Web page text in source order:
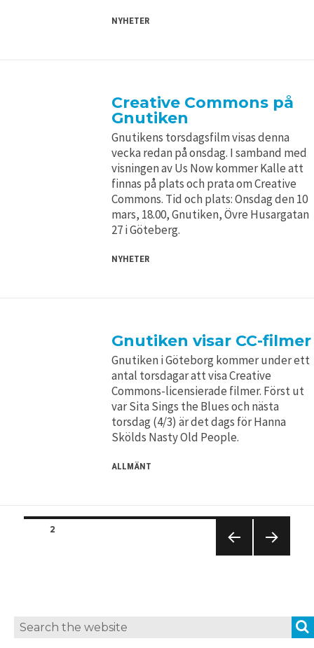
NYHETER
Creative Commons på
Gnutiken
Gnutikens torsdagsfilm visas denna
vecka redan på onsdag. I samband med
visningen av Us Now kommer Kalle att
finnas på plats och prata om Creative
Commons. Tid och plats: Onsdag den 10
mars, 18.00, Gnutiken, Övre Husargatan
27 i Göteberg.
NYHETER
Gnutiken visar CC-filmer
Gnutiken i Göteborg kommer under ett
antal torsdagar att visa Creative
Commons-licensierade filmer. Först ut
var Sita Sings the Blues och nästa
torsdag (4/3) är det dags för Hanna
Skölds Nasty Old People.
ALLMÄNT
Posts
PAGE2
Search